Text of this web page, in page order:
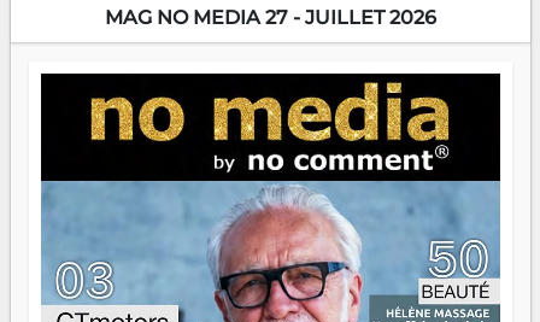
encore meilleures. Aina Rasamoelina vient de décrocher le
Prix RFI Instrumental Afrique. Miangaly Elia rafle le Prix
jeunes qui tiennent la torche. Alors oui, on pourrait
s'arrêter là, applaudir et rentrer chez soi satisfait. Mais ce
serait passer à côté d'une chose essentielle. La fougue, ça
brûle fort — et parfois, ça brûle vite. Une flamme sans
direction peut éclairer autant qu'elle peut consumer. C'est
là que les aînés entrent en scène — pas pour reprendre le
gouvernail, mais pour montrer où sont les récifs. Les jeunes
ont la force, les vieux ont l'expérience, comme on dit. Ce
n'est pas un combat de générations — c'est une question
d'équipage. Partagez vos réussites, mais aussi vos échecs.
Surtout vos échecs, d'ailleurs — ils enseignent mieux que
n'importe quel manuel. À Madagascar, la barque avance.
MAG NO MEDIA 27 - JUILLET 2026